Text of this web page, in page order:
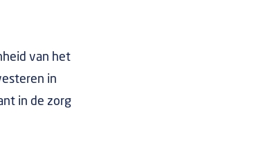
van het
in
in de zorg